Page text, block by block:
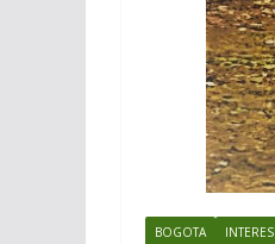
BOGOTA INTERES